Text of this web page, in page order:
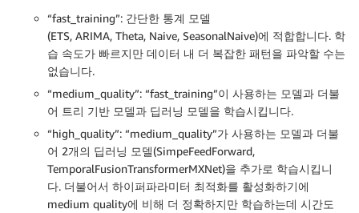
“fast_training”: 간단한 통계 모델
(ETS, ARIMA, Theta, Naive, SeasonalNaive)에 적합합니다. 학
습 속도가 빠르지만 데이터 내 더 복잡한 패턴을 파악할 수는
없습니다.
“medium_quality”: “fast_training”이 사용하는 모델과 더불
어 트리 기반 모델과 딥러닝 모델을 학습시킵니다.
“high_quality”: “medium_quality”가 사용하는 모델과 더불
어 2개의 딥러닝 모델(SimpeFeedForward,
TemporalFusionTransformerMXNet)을 추가로 학습시킵니
다. 더불어서 하이퍼파라미터 최적화를 활성화하기에
medium quality에 비해 더 정확하지만 학습하는데 시간도